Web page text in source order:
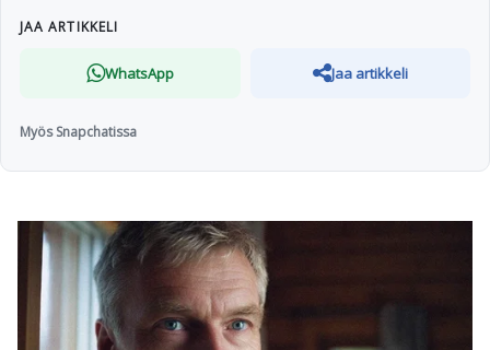
JAA ARTIKKELI
WhatsApp Jaa artikkeli
Myös Snapchatissa